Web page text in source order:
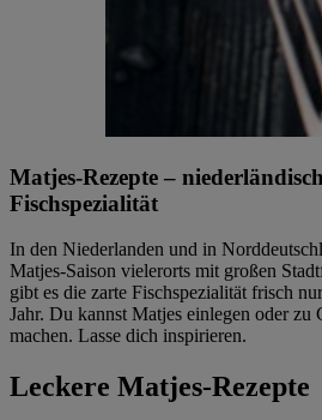
Matjes-Rezepte –
Fischspezialität
In den Niederlanden und in
Matjes-Saison vielerorts mit großen
gibt es die zarte Fischspezialität frisch
Jahr. Du kannst Matjes einlegen oder zu
machen. Lasse dich inspirieren.
Leckere Matjes-Rezepte